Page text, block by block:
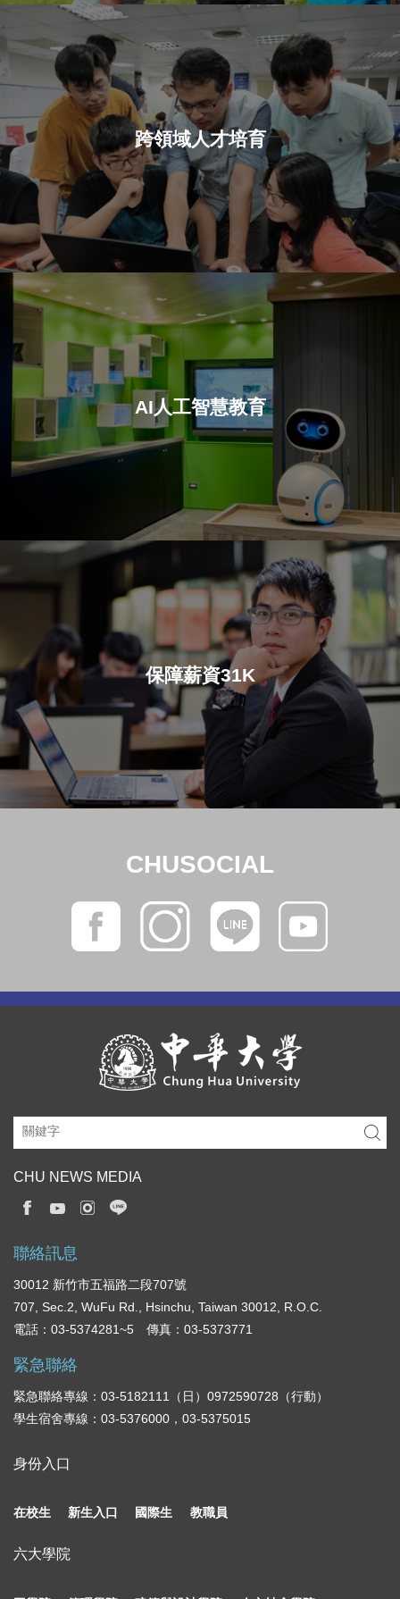
跨領域人才培育
AI人工智慧教育
保障薪資31K
CHUSOCIAL
CHU NEWS MEDIA
聯絡訊息
30012 新竹市五福路二段707號
707, Sec.2, WuFu Rd., Hsinchu, Taiwan 30012, R.O.C.
電話：03-5374281~5 傳真：03-5373771
緊急聯絡
緊急聯絡專線：03-5182111（日）0972590728（行動）
學生宿舍專線：03-5376000，03-5375015
身份入口
在校生 新生入口 國際生 教職員
六大學院